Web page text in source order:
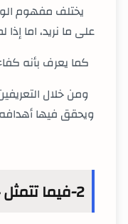
يختلف مفهوم
على ما نريد، اما
كما يعرف بأنه
ومن خلال
ويحقق فيها
2-فيما تتمثل خصائص الوقت؟